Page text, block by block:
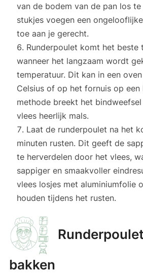
van de bodem van de pan los te
stukjes voegen een
toe aan je gerecht.
Runderpoulet komt het beste
wanneer het langzaam wordt
temperatuur. Dit kan in een
Celsius of op het fornuis op een
methode breekt het
vlees heerlijk mals.
Laat de runderpoulet na het
minuten rusten. Dit geeft de
te herverdelen door het vlees,
sappiger en smaakvoller
vlees losjes met aluminiumfolie
houden tijdens het rusten.
bakken